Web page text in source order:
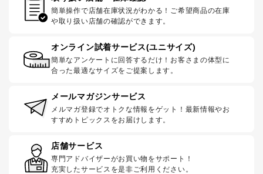
簡単操作で店舗在庫状況がわかる！ご希望商品の在庫
や取り扱い店舗の確認ができます。
オンライン試着サービス(ユニサイズ)
簡単なアンケートに回答するだけ！お客さまの体型に
合った最適なサイズをご提案します。
メールマガジンサービス
メルマガ登録でオトクな情報をゲット！最新情報やお
すすめトピックスをお届けします。
店舗サービス
専門アドバイザーがお買い物をサポート！
充実したサービスを是非ご利用ください。